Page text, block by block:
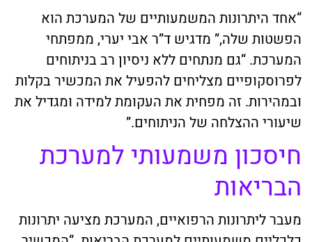
“אחד היתרונות המשמעותיים של המערכת הוא
הפשטות שלה,” מדגיש ד”ר אבי יערי, ממפתחי
המערכת. “גם מנתחים ללא ניסיון רב בניתוחים
לפרוסקופיים מצליחים להפעיל את המכשיר בקלות
ובמהירות. זה מפחית את העקומת למידה ומגדיל את
שיעורי ההצלחה של הניתוחים.”
חיסכון משמעותי למערכת
הבריאות
מעבר ליתרונות הרפואיים, המערכת מציעה יתרונות